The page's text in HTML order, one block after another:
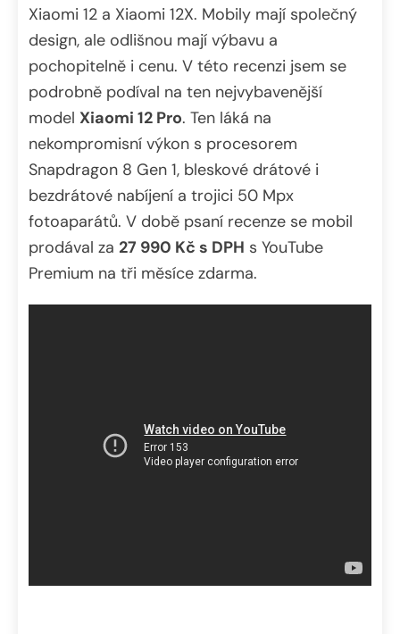
Xiaomi 12 a Xiaomi 12X. Mobily mají společný
design, ale odlišnou mají výbavu a
pochopitelně i cenu. V této recenzi jsem se
podrobně podíval na ten nejvybavenější
model Xiaomi 12 Pro. Ten láká na
nekompromisní výkon s procesorem
Snapdragon 8 Gen 1, bleskové drátové i
bezdrátové nabíjení a trojici 50 Mpx
fotoaparátů. V době psaní recenze se mobil
prodával za 27 990 Kč s DPH s YouTube
Premium na tři měsíce zdarma.